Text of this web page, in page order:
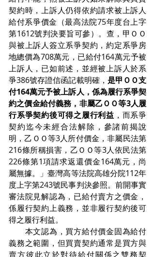
契約時，上訴人仍得依約請求被上訴人
給付系爭價金（最高法院75年度台上字
第1612號判決要旨可參）。查，甲ＯＯ
與被上訴人簽立系爭契約，約定系爭房
地總價為708萬元，已給付164萬元予被
上訴人，已如前述，並經被上訴人於系
爭386號存證信函記載明確， 是甲ＯＯ支
付164萬元予被上訴人，係為履行系爭契
約之價金給付義務，非屬乙ＯＯ等3人履
行系爭契約後可得之履行利益 ，而系爭
契約迄今未經合法解除，參諸前揭說
明，乙ＯＯ等3人所付價金，非屬民法第
216條所稱損害，乙ＯＯ等3人依民法第
226條第1項請求返還價金164萬元，尚
屬無據。」臺灣高等法院高雄分院112年
度上字第243號民事判決參照。前開事實
審法院見解認為，已給付賣方之價金，
係履行契約上義務，並非履行契約後可
得之履行利益。
本文認為，買方給付價金固為給付
義務之範圍，但買賣契約通常是買方與
賣方彼此立於對待給付關係之雙務契